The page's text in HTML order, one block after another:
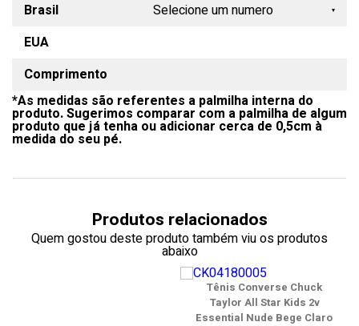
Brasil
EUA
Comprimento
*As medidas são referentes a palmilha interna do
produto. Sugerimos comparar com a palmilha de algum
produto que já tenha ou adicionar cerca de 0,5cm à
medida do seu pé.
Selecione um numero
20
24
Produtos relacionados
Quem gostou deste produto também viu os produtos
abaixo
Tênis Converse Chuck
Taylor All Star Kids 2v
Essential Nude Bege Claro